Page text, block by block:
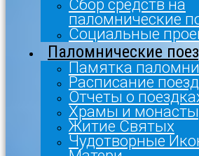
Сбор средств на
паломнические
Социальные
Паломнические
Памятка
Расписание
Отчеты о
Храмы и
Житие Святых
Чудотворные